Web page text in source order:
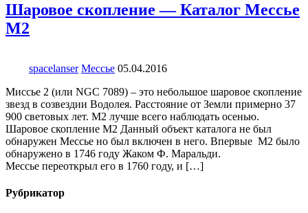
Шаровое скопление — Каталог Мессье
М2
spacelanser Мессье 05.04.2016
Миссье 2 (или NGC 7089) – это небольшое шаровое скопление
звезд в созвездии Водолея. Расстояние от Земли примерно 37
900 световых лет. M2 лучше всего наблюдать осенью.
Шаровое скопление M2 Данный объект каталога не был
обнаружен Мессье но был включен в него. Впервые М2 было
обнаружено в 1746 году Жаком Ф. Маральди.
Мессье переоткрыл его в 1760 году, и […]
Рубрикатор